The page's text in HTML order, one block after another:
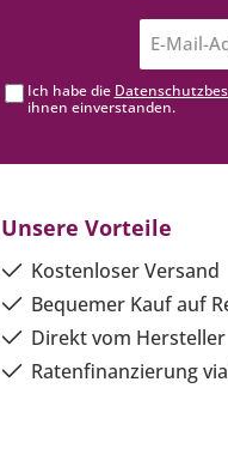
Ich habe die
ihnen einverstanden.
Unsere Vorteile
Kostenloser Versand
Bequemer Kauf auf
Direkt vom Hersteller
Ratenfinanzierung